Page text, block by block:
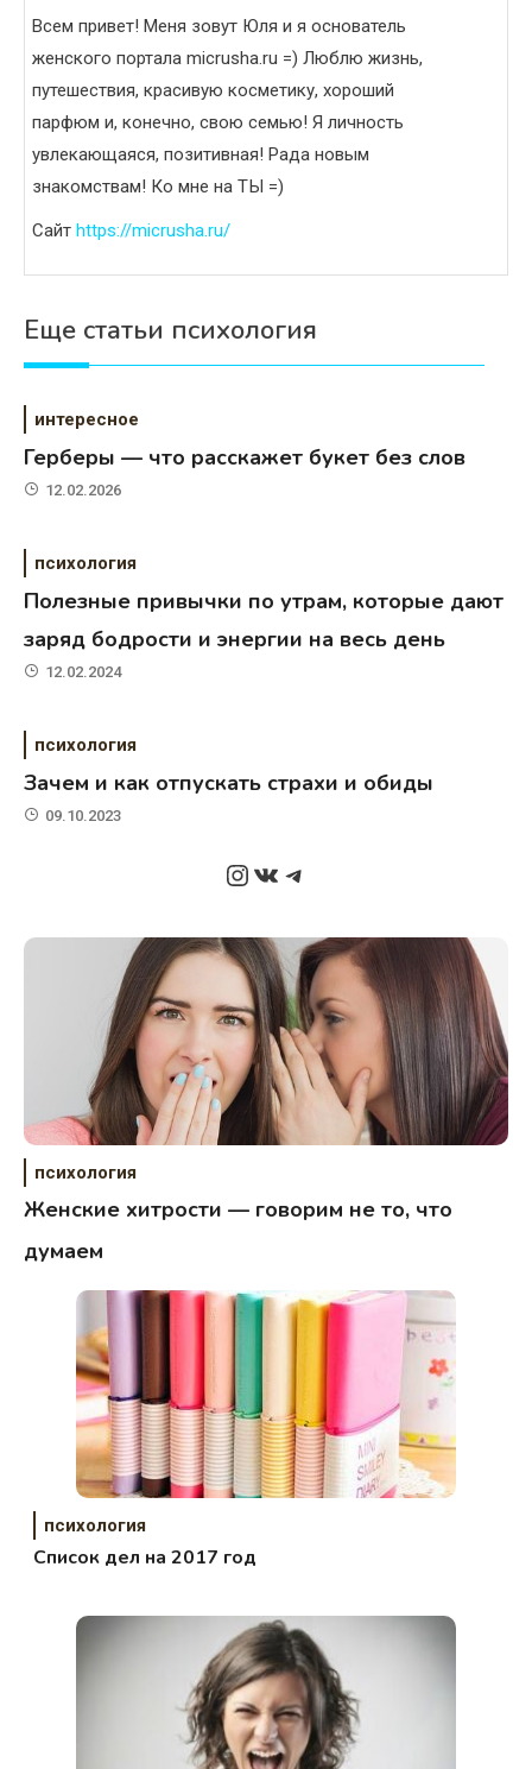
Всем привет! Меня зовут Юля и я основатель
женского портала micrusha.ru =) Люблю жизнь,
путешествия, красивую косметику, хороший
парфюм и, конечно, свою семью! Я личность
увлекающаяся, позитивная! Рада новым
знакомствам! Ко мне на ТЫ =)
Сайт https://micrusha.ru/
Еще статьи психология
интересное
Герберы — что расскажет букет без слов
12.02.2026
психология
Полезные привычки по утрам, которые дают
заряд бодрости и энергии на весь день
12.02.2024
психология
Зачем и как отпускать страхи и обиды
09.10.2023
Instagram
ВКонтакте
Telegram
психология
Женские хитрости — говорим не то, что
думаем
психология
Список дел на 2017 год